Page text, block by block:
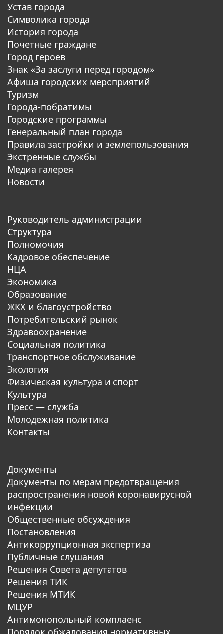
Устав города
Символика города
История города
Почетные граждане
Город героев
Знак «За заслуги перед городом»
Афиша городских мероприятий
Туризм
Города-побратимы
Городские программы
Генеральный план города
Правила застройки и землепользования
Экстренные службы
Медиа галерея
Новости
Руководитель администрации
Структура
Полномочия
Кадровое обеспечение
НЦА
Экономика
Образование
ЖКХ и благоустройство
Потребительский рынок
Здравоохранение
Социальная политика
Транспортное обслуживание
Экология
Физическая культура и спорт
Культура
Пресс — служба
Молодежная политика
Контакты
Документы
Документы по мерам предотвращения
распространения новой коронавирусной
инфекции
Общественные обсуждения
Постановления
Антикоррупционная экспертиза
Публичные слушания
Решения Совета депутатов
Решения ТИК
Решения МТИК
МЦУР
Антимонопольный комплаенс
Порядок обжалования нормативных